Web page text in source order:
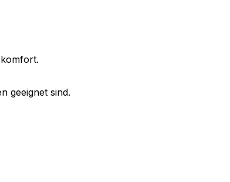
geeignet sind.